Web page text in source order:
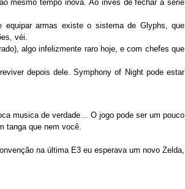
mesmo tempo inova. Ao invés de fechar a série
armas existe o sistema de Glyphs, que
véi.
algo infelizmente raro hoje, e com chefes que
depois dele. Symphony of Night pode estar
musica de verdade… O jogo pode ser um pouco
tanga que nem você.
na última E3 eu esperava um novo Zelda,